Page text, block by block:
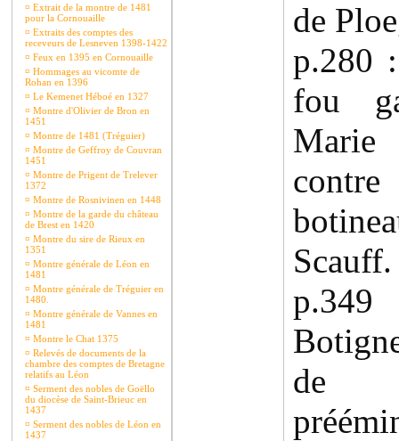
¤ Extrait de la montre de 1481
pour la Cornouaille
¤ Extraits des comptes des
receveurs de Lesneven 1398-1422
¤ Feux en 1395 en Cornouaille
¤ Hommages au vicomte de
Rohan en 1396
¤ Le Kemenet Héboé en 1327
¤ Montre d'Olivier de Bron en
1451
¤ Montre de 1481 (Tréguier)
¤ Montre de Geffroy de Couvran
1451
¤ Montre de Prigent de Trelever
1372
¤ Montre de Rosnivinen en 1448
¤ Montre de la garde du château
de Brest en 1420
¤ Montre du sire de Rieux en
1351
¤ Montre générale de Léon en
1481
¤ Montre générale de Tréguier en
1480.
¤ Montre générale de Vannes en
1481
¤ Montre le Chat 1375
¤ Relevés de documents de la
chambre des comptes de Bretagne
relatifs au Léon
¤ Serment des nobles de Goëllo
du diocèse de Saint-Brieuc en
1437
¤ Serment des nobles de Léon en
1437
de
p.280
fou
Scauff.
p.349
de